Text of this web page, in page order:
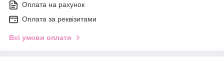
Оплата на рахунок
Оплата за реквізитами
Всі умови оплати